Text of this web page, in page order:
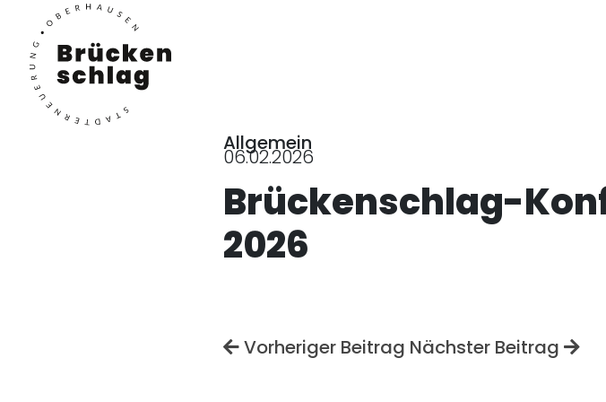
06.02.2026
Allgemein
Brückenschlag-
2026
Vorheriger Beitrag Nächster Beitrag